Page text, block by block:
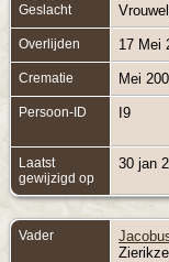
Geslacht
Overlijden 17 Mei
Crematie Mei
Persoon-ID I9
Laatst
gewijzigd op
30 jan
Vader